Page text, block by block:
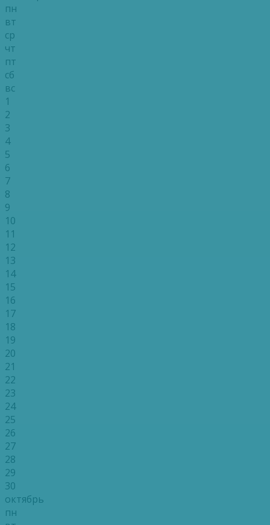
пн
вт
ср
чт
пт
сб
вс
1
2
3
4
5
6
7
8
9
10
11
12
13
14
15
16
17
18
19
20
21
22
23
24
25
26
27
28
29
30
октябрь
пн